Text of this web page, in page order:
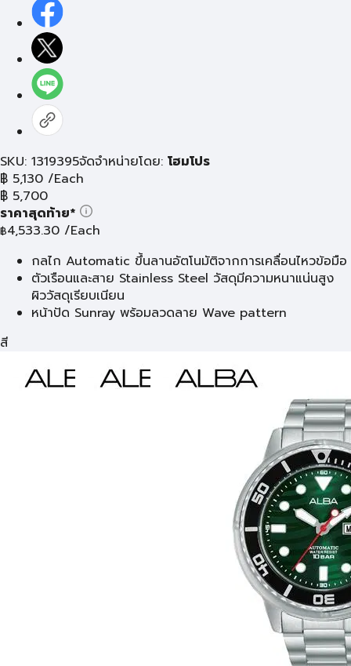
SKU: 1319395จัดจำหน่ายโดย: โฮมโปร
฿ 5,130 /Each
฿ 5,700
ราคาสุดท้าย*
฿4,533.30 /Each
กลไก Automatic ขึ้นลานอัตโนมัติจากการเคลื่อนไหวข้อมือ
ตัวเรือนและสาย Stainless Steel วัสดุมีความหนาแน่นสูง
ผิววัสดุเรียบเนียน
หน้าปัด Sunray พร้อมลวดลาย Wave pattern
สี